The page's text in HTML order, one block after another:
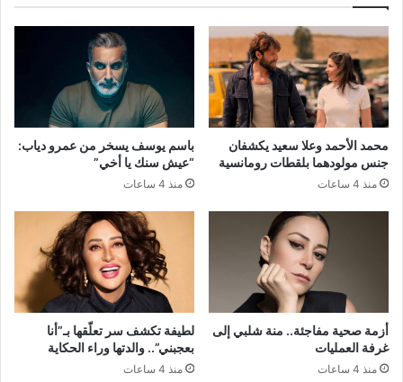
محمد الأحمد وعلا سعيد يكشفان
جنس مولودهما بلقطات رومانسية
منذ 4 ساعات
باسم يوسف يسخر من عمرو دياب:
“عيش سنك يا أخي”
منذ 4 ساعات
أزمة صحية مفاجئة.. منة شلبي إلى
غرفة العمليات
منذ 4 ساعات
لطيفة تكشف سر تعلّقها بـ”أنا
بعجبني”.. والدتها وراء الحكاية
منذ 4 ساعات